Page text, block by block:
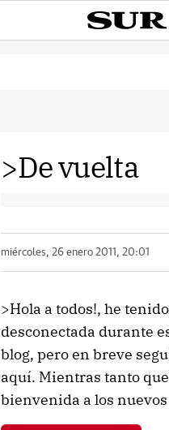
>De vuelta
miércoles, 26 enero 2011, 20:01
>Hola a todos!, he
desconectada durante
blog, pero en breve
aquí. Mientras tanto
bienvenida a los